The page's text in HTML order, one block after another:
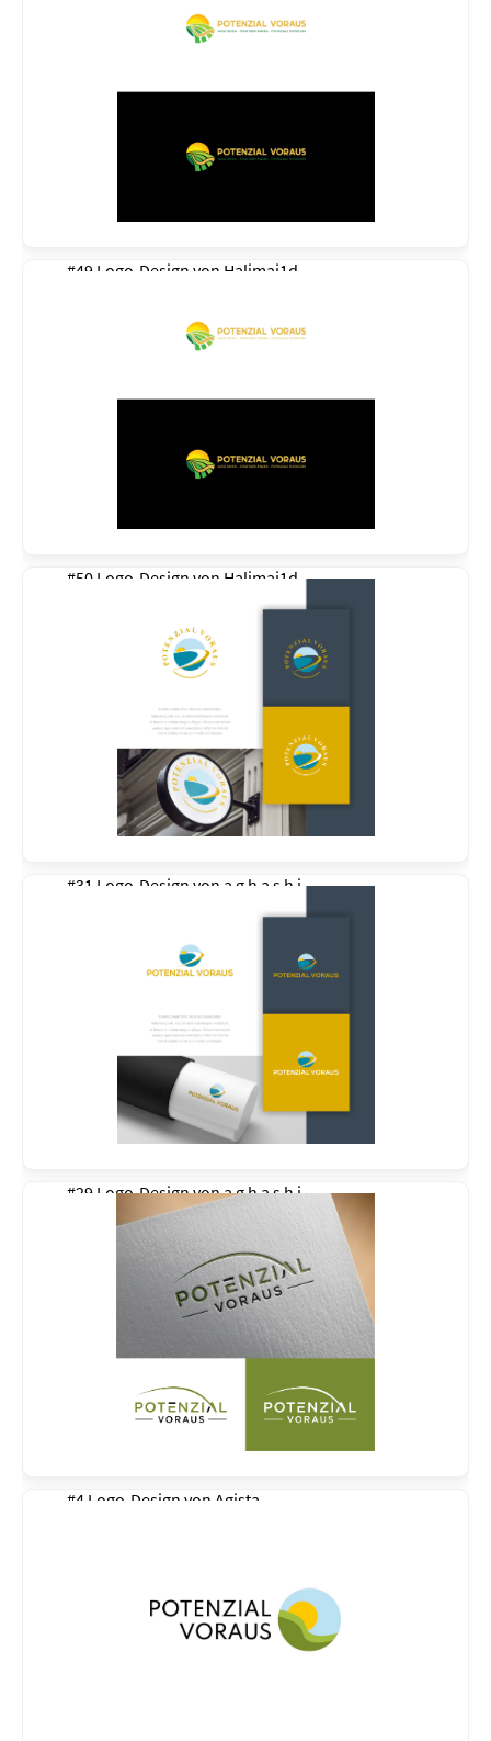
#49 Logo-Design von Halimaj1d
#50 Logo-Design von Halimaj1d
#31 Logo-Design von a g h a s h i
#29 Logo-Design vona g h a s h i
#4 Logo-Design von Agista